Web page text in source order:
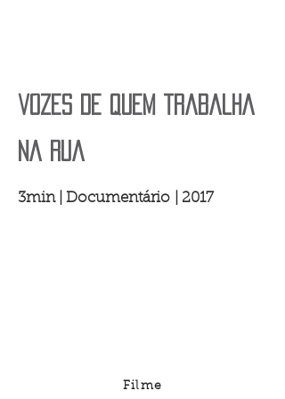
vozes de quem trabalha
na rua
3min | Documentário | 2017
Filme